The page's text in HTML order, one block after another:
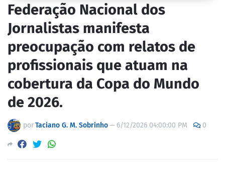
Federação Nacional dos
Jornalistas manifesta
preocupação com relatos de
profissionais que atuam na
cobertura da Copa do Mundo
de 2026.
porTaciano G. M. Sobrinho— 6/12/2026 04:00:00 PM 0